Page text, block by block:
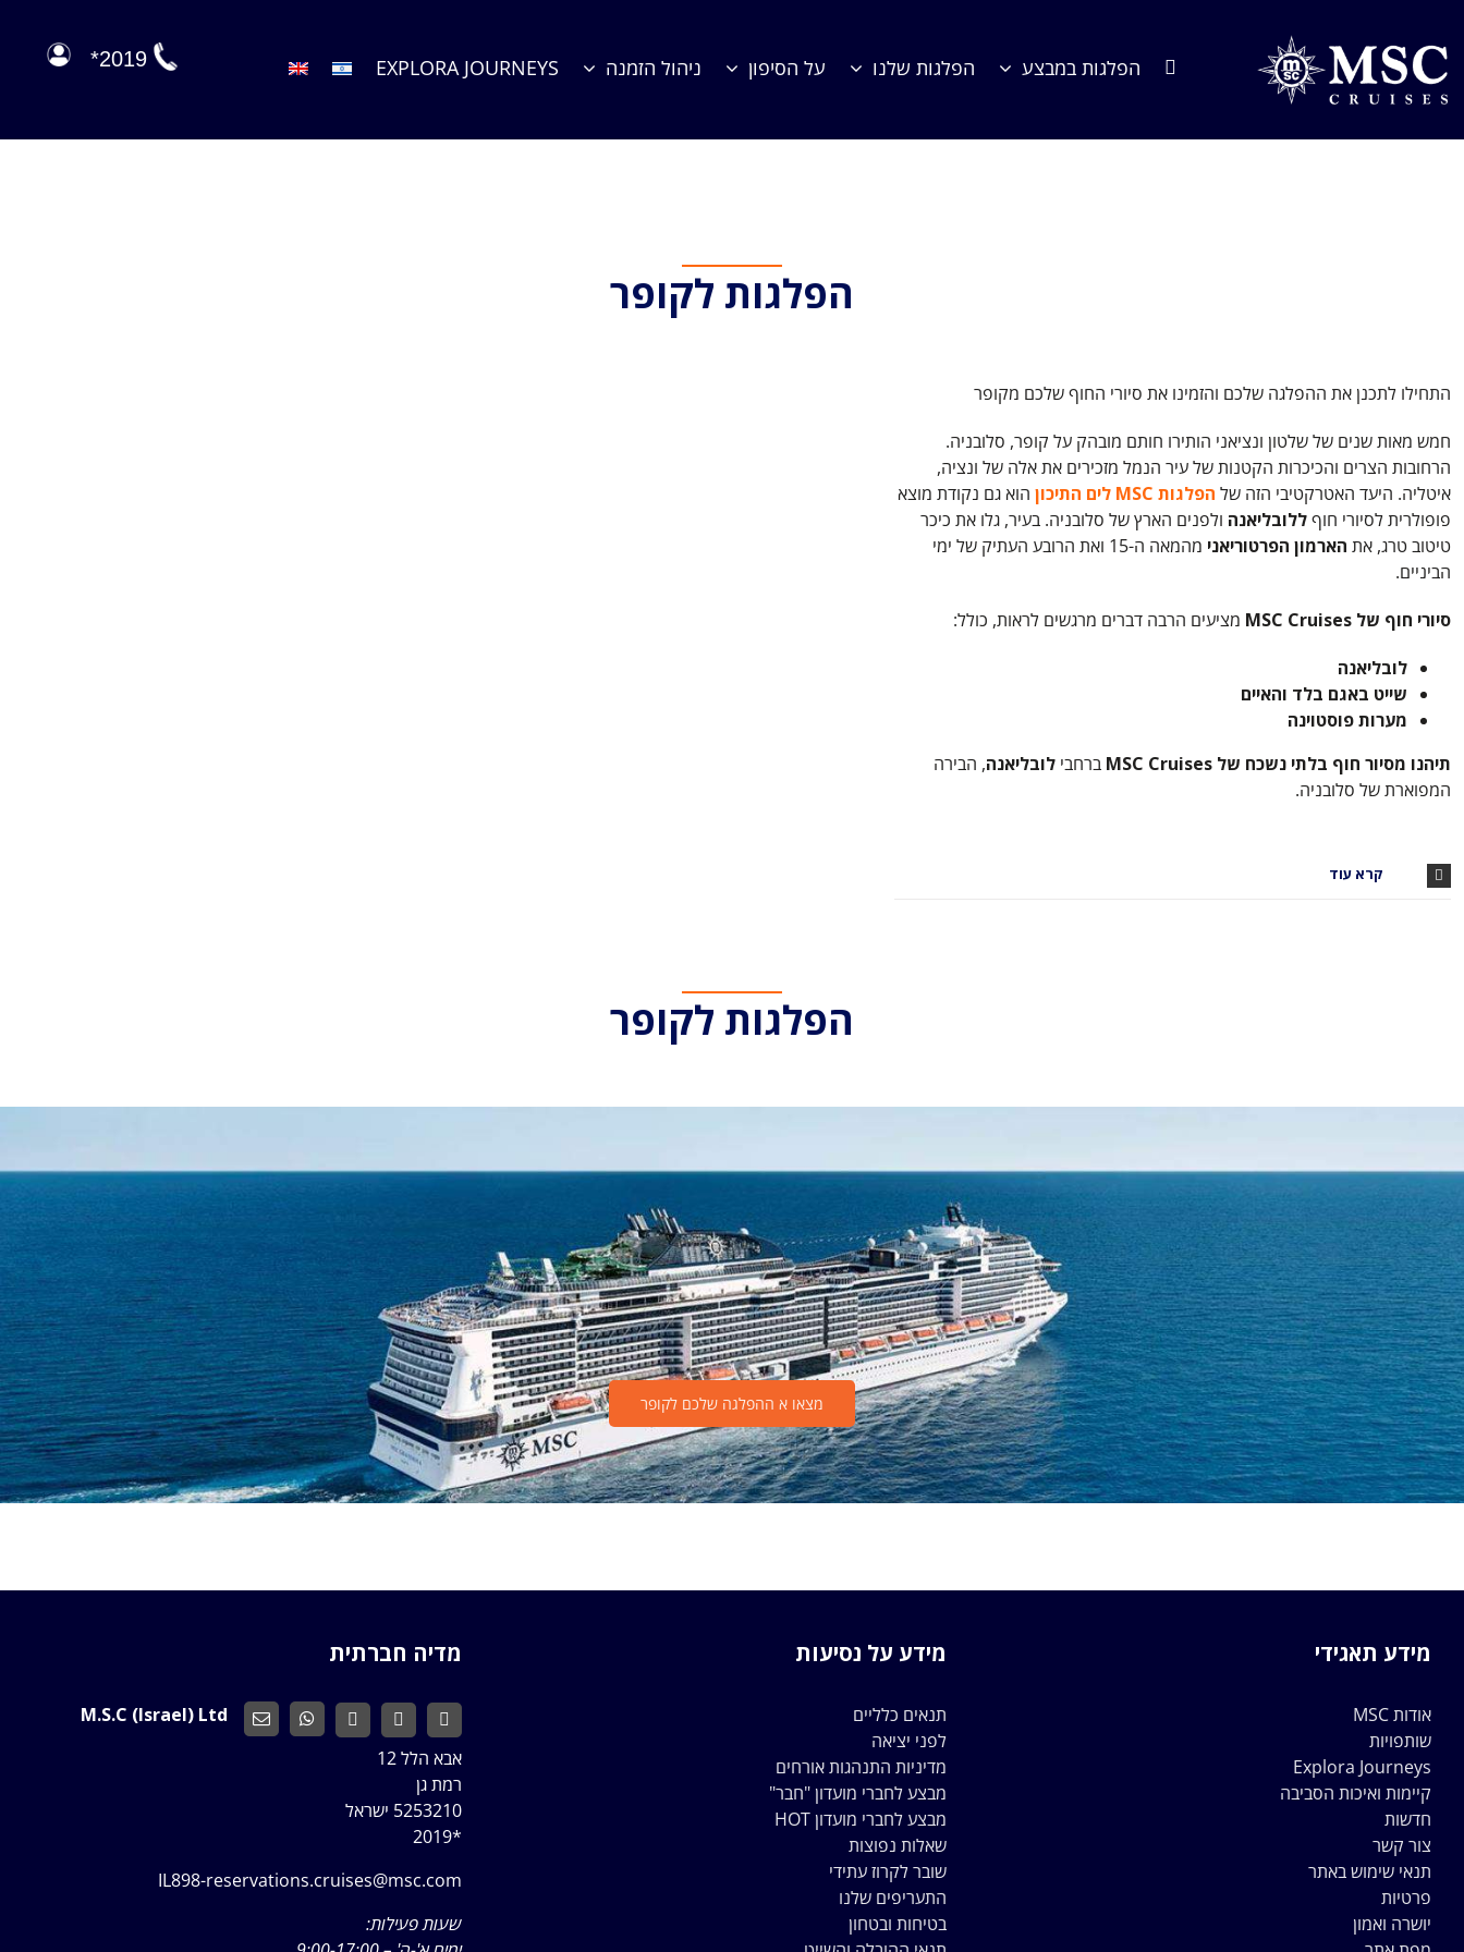
הפלגות במבצע הפלגות שלנו על הסיפון ניהול הזמנה EXPLORA JOURNEYS
2019*
הפלגות לקופר
התחילו לתכנן את ההפלגה שלכם והזמינו את סיורי החוף שלכם מקופר
חמש מאות שנים של שלטון ונציאני הותירו חותם מובהק על קופר, סלובניה.
הרחובות הצרים והכיכרות הקטנות של עיר הנמל מזכירים את אלה של ונציה,
איטליה. היעד האטרקטיבי הזה של הפלגות MSC לים התיכון
הוא גם נקודת מוצא
פופולרית לסיורי חוףללובליאנה ולפנים הארץ של סלובניה. בעיר, גלו את כיכר
טיטוב טרג, את הארמון הפרטוריאני
מהמאה ה-15 ואת הרובע העתיק של ימי
הביניים.
סיורי חוף שלMSC Cruises מציעים הרבה דברים מרגשים לראות, כולל:
לובליאנה
שייט באגם בלד והאיים
מערות פוסטוינה
תיהנו מסיור חוף בלתי נשכח שלMSC Cruises ברחבילובליאנה, הבירה
המפוארת של סלובניה.
קרא עוד
הפלגות לקופר
מצאו א ההפלגה שלכם לקופר
מידע תאגידי
אודות MSC
שותפויות
Explora Journeys
קיימות ואיכות הסביבה
חדשות
צור קשר
תנאי שימוש באתר
פרטיות
יושרה ואמון
מידע על נסיעות
תנאים כלליים
לפני יציאה
מדיניות התנהגות אורחים
מבצע לחברי מועדון "חבר"
מבצע לחברי מועדון HOT
שאלות נפוצות
שובר לקרוז עתידי
התעריפים שלנו
בטיחות ובטחון
מדיה חברתית
M.S.C (Israel) Ltd
אבא הלל 12
רמת גן
5253210 ישראל
*2019
IL898-reservations.cruises@msc.com
שעות פעילות: